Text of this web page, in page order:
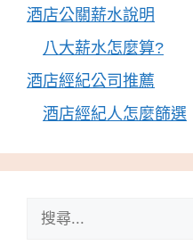
酒店公關薪水說明
八大薪水怎麼算?
酒店經紀公司推薦
酒店經紀人怎麼篩選